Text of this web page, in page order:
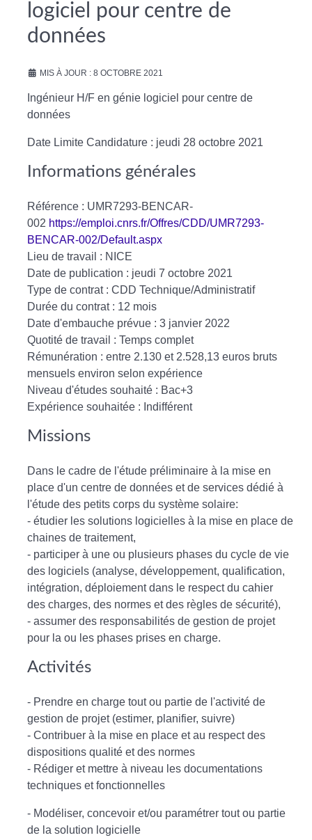
logiciel pour centre de
données
MIS À JOUR : 8 OCTOBRE 2021
Ingénieur H/F en génie logiciel pour centre de
données
Date Limite Candidature : jeudi 28 octobre 2021
Informations générales
Référence : UMR7293-BENCAR-
002 https://emploi.cnrs.fr/Offres/CDD/UMR7293-
BENCAR-002/Default.aspx
Lieu de travail : NICE
Date de publication : jeudi 7 octobre 2021
Type de contrat : CDD Technique/Administratif
Durée du contrat : 12 mois
Date d'embauche prévue : 3 janvier 2022
Quotité de travail : Temps complet
Rémunération : entre 2.130 et 2.528,13 euros bruts
mensuels environ selon expérience
Niveau d'études souhaité : Bac+3
Expérience souhaitée : Indifférent
Missions
Dans le cadre de l'étude préliminaire à la mise en
place d'un centre de données et de services dédié à
l'étude des petits corps du système solaire:
- étudier les solutions logicielles à la mise en place de
chaines de traitement,
- participer à une ou plusieurs phases du cycle de vie
des logiciels (analyse, développement, qualification,
intégration, déploiement dans le respect du cahier
des charges, des normes et des règles de sécurité),
- assumer des responsabilités de gestion de projet
pour la ou les phases prises en charge.
Activités
- Prendre en charge tout ou partie de l'activité de
gestion de projet (estimer, planifier, suivre)
- Contribuer à la mise en place et au respect des
dispositions qualité et des normes
- Rédiger et mettre à niveau les documentations
techniques et fonctionnelles
- Modéliser, concevoir et/ou paramétrer tout ou partie
de la solution logicielle